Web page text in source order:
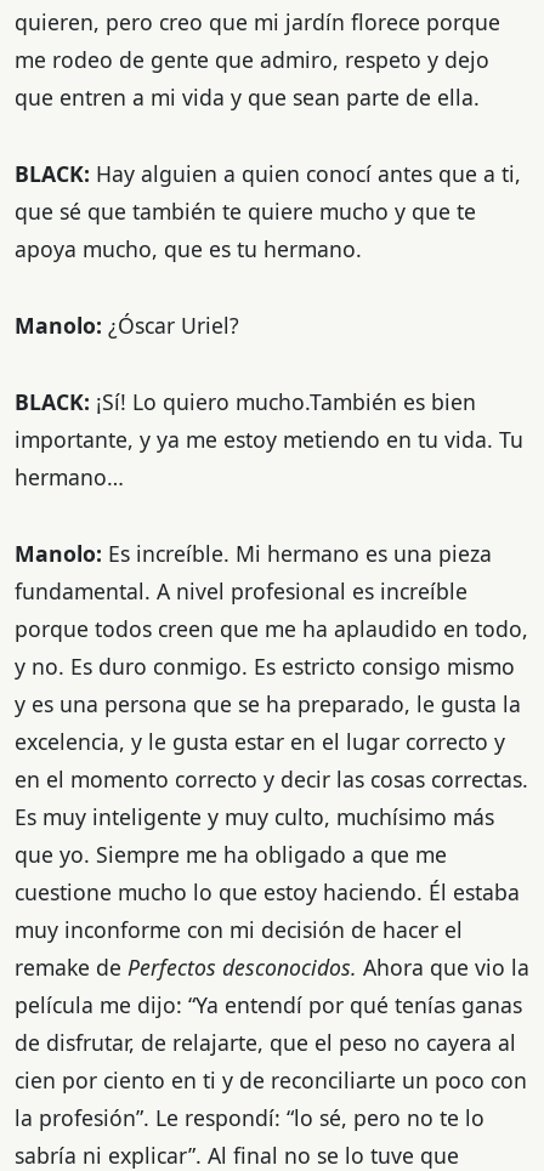
quieren, pero creo que mi jardín florece porque
me rodeo de gente que admiro, respeto y dejo
que entren a mi vida y que sean parte de ella.
BLACK: Hay alguien a quien conocí antes que a ti,
que sé que también te quiere mucho y que te
apoya mucho, que es tu hermano.
Manolo: ¿Óscar Uriel?
BLACK: ¡Sí! Lo quiero mucho.También es bien
importante, y ya me estoy metiendo en tu vida. Tu
hermano…
Manolo: Es increíble. Mi hermano es una pieza
fundamental. A nivel profesional es increíble
porque todos creen que me ha aplaudido en todo,
y no. Es duro conmigo. Es estricto consigo mismo
y es una persona que se ha preparado, le gusta la
excelencia, y le gusta estar en el lugar correcto y
en el momento correcto y decir las cosas correctas.
Es muy inteligente y muy culto, muchísimo más
que yo. Siempre me ha obligado a que me
cuestione mucho lo que estoy haciendo. Él estaba
muy inconforme con mi decisión de hacer el
remake de Perfectos desconocidos. Ahora que vio la
película me dijo: “Ya entendí por qué tenías ganas
de disfrutar, de relajarte, que el peso no cayera al
cien por ciento en ti y de reconciliarte un poco con
la profesión”. Le respondí: “lo sé, pero no te lo
sabría ni explicar”. Al final no se lo tuve que